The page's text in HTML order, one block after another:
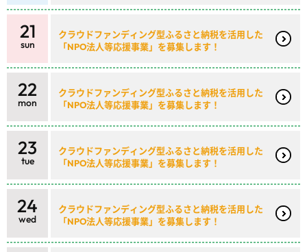
21
sun
クラウドファンディング型ふるさと納税を活用した
「NPO法人等応援事業」を募集します！
22
mon
クラウドファンディング型ふるさと納税を活用した
「NPO法人等応援事業」を募集します！
23
tue
クラウドファンディング型ふるさと納税を活用した
「NPO法人等応援事業」を募集します！
24
wed
クラウドファンディング型ふるさと納税を活用した
「NPO法人等応援事業」を募集します！